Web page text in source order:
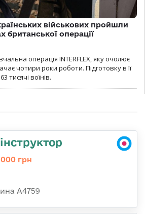
військових пройшли
британської операції
операція INTERFLEX, яку очолює
чотири роки роботи. Підготовку в її
тисячі воїнів.
грн
А4759